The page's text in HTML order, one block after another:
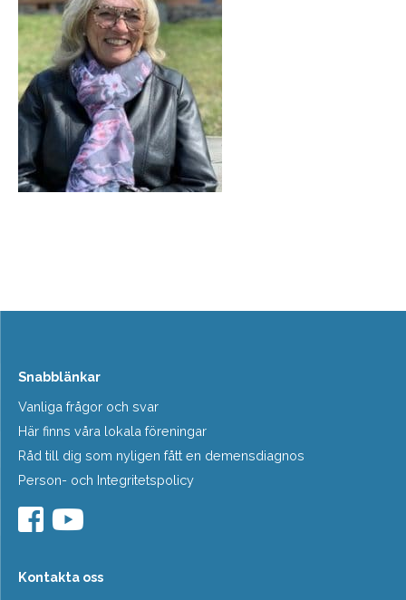
Snabblänkar
Vanliga frågor och svar
Här finns våra lokala föreningar
Råd till dig som nyligen fått en demensdiagnos
Person- och Integritetspolicy
Kontakta oss